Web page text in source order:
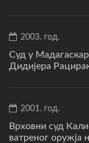
2003. год.
Суд у
Дидијера
2001. год.
Врховни суд
ватреног оружја